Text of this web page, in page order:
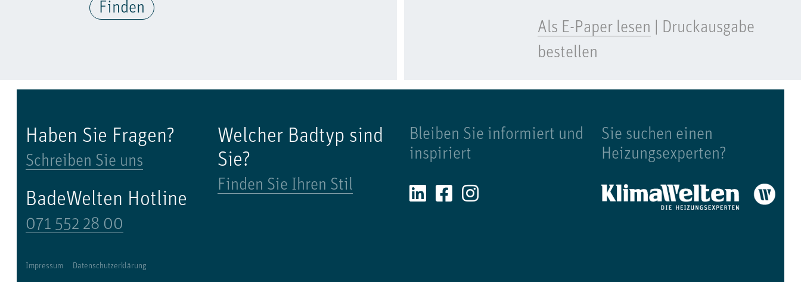
Finden
Als E-Paper lesen
Druckausgabe
bestellen
Haben Sie Fragen?
Schreiben Sie uns
BadeWelten Hotline
071 552 28 00
Welcher Badtyp sind
Sie?
Finden Sie Ihren Stil
Bleiben Sie informiert und
inspiriert
Sie suchen einen
Heizungsexperten?
Impressum Datenschutzerklärung